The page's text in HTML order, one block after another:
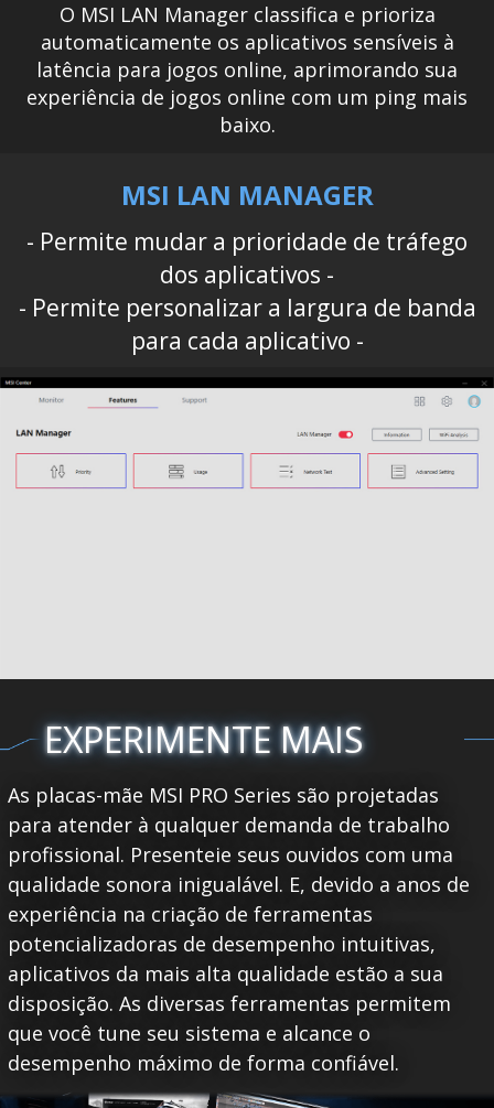
O MSI LAN Manager classifica e prioriza
automaticamente os aplicativos sensíveis à
latência para jogos online, aprimorando sua
experiência de jogos online com um ping mais
baixo.
MSI LAN MANAGER
- Permite mudar a prioridade de tráfego
dos aplicativos -
- Permite personalizar a largura de banda
para cada aplicativo -
EXPERIMENTE MAIS
As placas-mãe MSI PRO Series são projetadas
para atender à qualquer demanda de trabalho
profissional. Presenteie seus ouvidos com uma
qualidade sonora inigualável. E, devido a anos de
experiência na criação de ferramentas
potencializadoras de desempenho intuitivas,
aplicativos da mais alta qualidade estão a sua
disposição. As diversas ferramentas permitem
que você tune seu sistema e alcance o
desempenho máximo de forma confiável.